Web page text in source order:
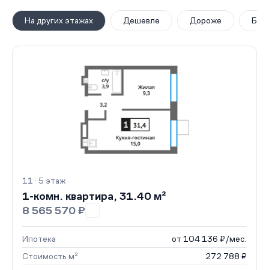
На других этажах Дешевле Дороже
11 · 5 этаж
1-комн. квартира, 31.40 м²
8 565 570 ₽
Ипотека
от 104 136 ₽/мес.
Стоимость м²
272 788 ₽